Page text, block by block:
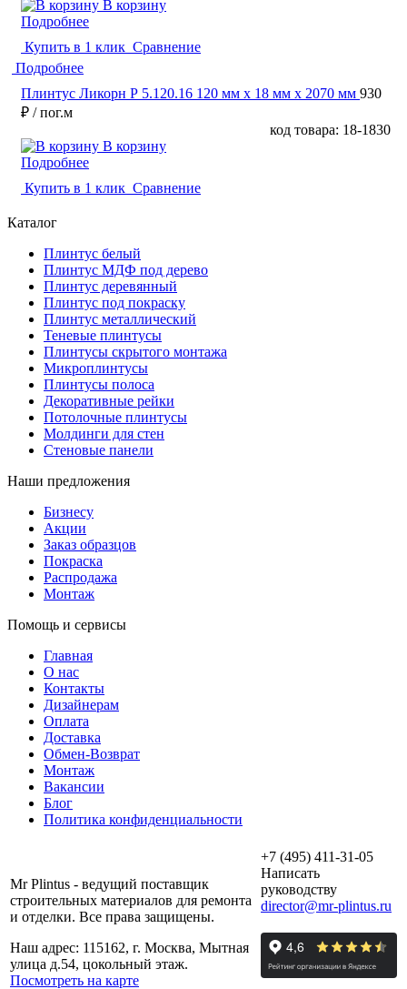
В корзину
Подробнее
Купить в 1 клик Сравнение
Подробнее
Плинтус Ликорн Р 5.120.16 120 мм х 18 мм х 2070 мм 930
₽ / пог.м
код товара: 18-1830
В корзину
Подробнее
Купить в 1 клик Сравнение
Каталог
Плинтус белый
Плинтус МДФ под дерево
Плинтус деревянный
Плинтус под покраску
Плинтус металлический
Теневые плинтусы
Плинтусы скрытого монтажа
Микроплинтусы
Плинтусы полоса
Декоративные рейки
Потолочные плинтусы
Молдинги для стен
Стеновые панели
Наши предложения
Бизнесу
Акции
Заказ образцов
Покраска
Распродажа
Монтаж
Помощь и сервисы
Главная
О нас
Контакты
Дизайнерам
Оплата
Доставка
Обмен-Возврат
Монтаж
Вакансии
Блог
Политика конфиденциальности
Mr Plintus - ведущий поставщик
строительных материалов для ремонта
и отделки. Все права защищены.
Наш адрес: 115162, г. Москва, Мытная
улица д.54, цокольный этаж.
Посмотреть на карте
+7 (495) 411-31-05
Написать
руководству
director@mr-plintus.ru